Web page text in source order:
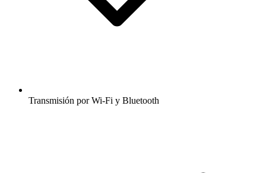
Transmisión por Wi-Fi y Bluetooth